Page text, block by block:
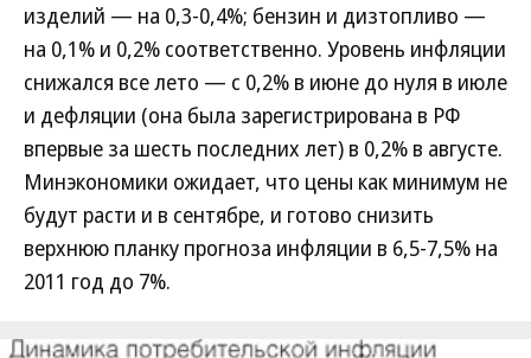
изделий — на 0,3-0,4%; бензин и дизтопливо —
на 0,1% и 0,2% соответственно. Уровень инфляции
снижался все лето — с 0,2% в июне до нуля в июле
и дефляции (она была зарегистрирована в РФ
впервые за шесть последних лет) в 0,2% в августе.
Минэкономики ожидает, что цены как минимум не
будут расти и в сентябре, и готово снизить
верхнюю планку прогноза инфляции в 6,5-7,5% на
2011 год до 7%.